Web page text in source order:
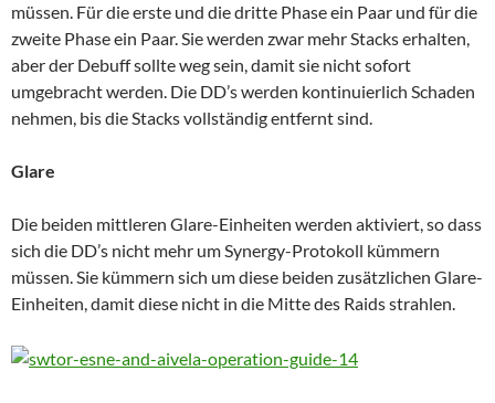
müssen. Für die erste und die dritte Phase ein Paar und für die
zweite Phase ein Paar.Sie werden zwar mehr Stacks erhalten,
aber der Debuff sollte weg sein, damit sie nicht sofort
umgebracht werden. Die DD’swerden kontinuierlich Schaden
nehmen, bis die Stacks vollständig entfernt sind.
Glare
Die beiden mittleren Glare-Einheiten werden aktiviert, so dass
sich die DD’s nicht mehr um Synergy-Protokoll kümmern
müssen. Sie kümmern sich um diese beiden zusätzlichen Glare-
Einheiten, damit diese nicht in die Mitte des Raids strahlen.